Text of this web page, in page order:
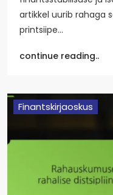
artikkel uurib rahaga
printsiipe…
continue reading..
Finantskirjaoskus